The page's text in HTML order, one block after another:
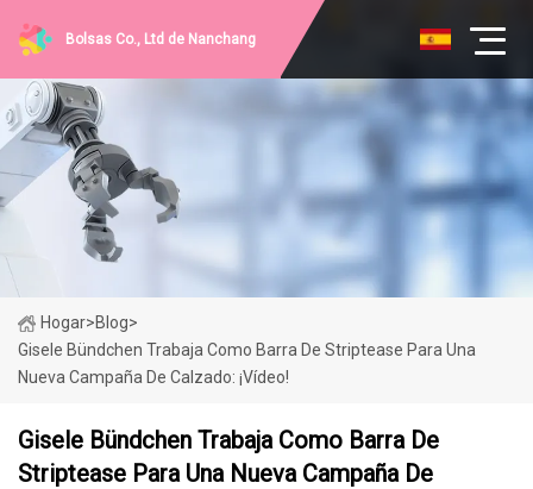
Bolsas Co., Ltd de Nanchang
Hogar>Blog>
Gisele Bündchen Trabaja Como Barra De Striptease Para Una
Nueva Campaña De Calzado: ¡vídeo!
Gisele Bündchen Trabaja Como Barra De
Striptease Para Una Nueva Campaña De